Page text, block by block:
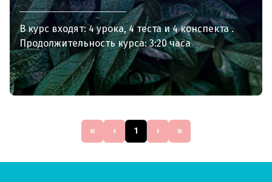
В курс входят:4 урока 4 теста
4 конспекта
Продолжительность курса: 3:20 часа
« ‹ 1 › »